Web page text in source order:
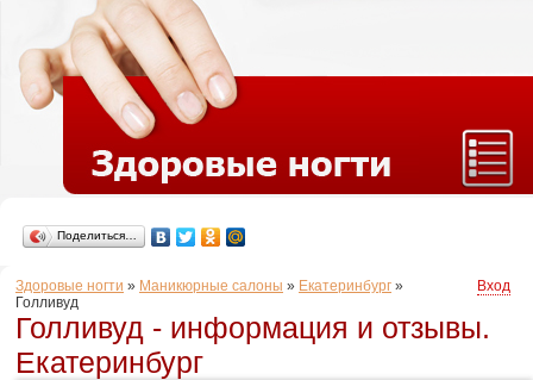
Поделиться…
Здоровые ногти » Маникюрные салоны » Екатеринбург »
Голливуд
Вход
Голливуд - информация и отзывы.
Екатеринбург